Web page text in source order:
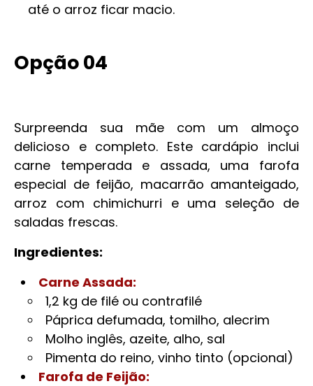
até o arroz ficar macio.
Opção 04
Surpreenda sua mãe com um almoço
delicioso e completo. Este cardápio inclui
carne temperada e assada, uma farofa
especial de feijão, macarrão amanteigado,
arroz com chimichurri e uma seleção de
saladas frescas.
Ingredientes:
Carne Assada:
1,2 kg de filé ou contrafilé
Páprica defumada, tomilho, alecrim
Molho inglês, azeite, alho, sal
Pimenta do reino, vinho tinto (opcional)
Farofa de Feijão: